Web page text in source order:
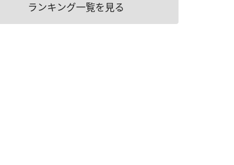
ランキング一覧を見る